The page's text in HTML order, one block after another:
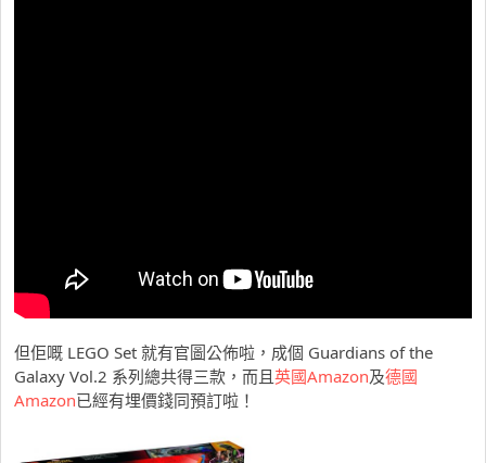
但佢嘅 LEGO Set 就有官圖公佈啦，成個 Guardians of the
Galaxy Vol.2 系列總共得三款，而且英國Amazon及德國
Amazon已經有埋價錢同預訂啦！